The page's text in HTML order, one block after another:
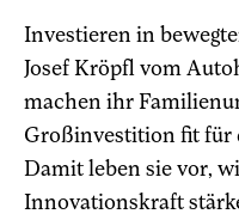
Investieren in
Josef Kröpfl vom
machen ihr
Großinvestition fit für
Damit leben sie vor,
Innovationskraft